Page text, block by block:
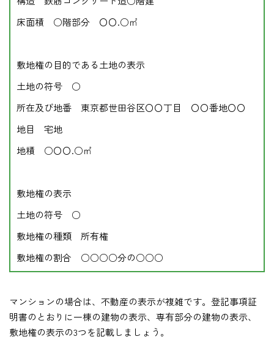
床面積 ○階部分 〇〇.○㎡
敷地権の目的である土地の表示
土地の符号 ○
所在及び地番 東京都世田谷区〇〇丁目 〇〇番地〇〇
地目 宅地
地積 ○〇〇.○㎡
敷地権の表示
土地の符号 ○
敷地権の種類 所有権
敷地権の割合 ○○○○分の○○○
マンションの場合は、不動産の表示が複雑です。登記事項証
明書のとおりに一棟の建物の表示、専有部分の建物の表示、
敷地権の表示の3つを記載しましょう。